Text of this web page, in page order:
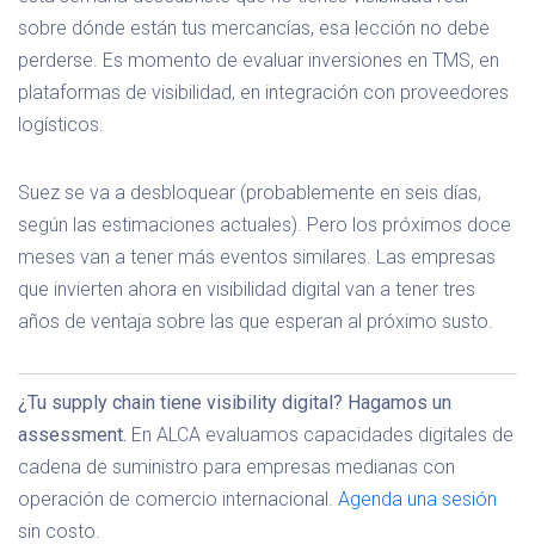
sobre dónde están tus mercancías, esa lección no debe
perderse. Es momento de evaluar inversiones en TMS, en
plataformas de visibilidad, en integración con proveedores
logísticos.
Suez se va a desbloquear (probablemente en seis días,
según las estimaciones actuales). Pero los próximos doce
meses van a tener más eventos similares. Las empresas
que invierten ahora en visibilidad digital van a tener tres
años de ventaja sobre las que esperan al próximo susto.
¿Tu supply chain tiene visibility digital? Hagamos un
assessment. En ALCA evaluamos capacidades digitales de
cadena de suministro para empresas medianas con
operación de comercio internacional. Agenda una sesión
sin costo.